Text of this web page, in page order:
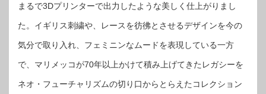
まるで3Dプリンターで出力したような美しく仕上がりまし
た。イギリス刺繍や、レースを彷彿とさせるデザインを今の
気分で取り入れ、フェミニンなムードを表現している一方
で、マリメッコが70年以上かけて積み上げてきたレガシーを
ネオ・フューチャリズムの切り口からとらえたコレクション